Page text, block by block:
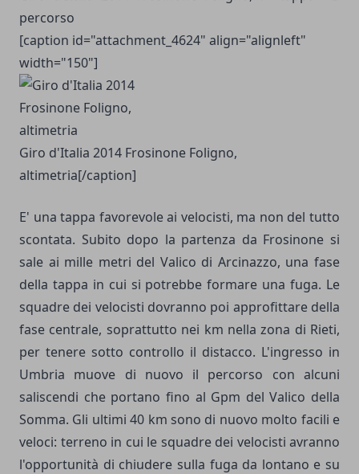
percorso
[caption id="attachment_4624" align="alignleft"
width="150"]
Giro d'Italia 2014 Frosinone Foligno,
altimetria[/caption]
E' una tappa favorevole ai velocisti, ma non del tutto
scontata. Subito dopo la partenza da Frosinone si
sale ai mille metri del Valico di Arcinazzo, una fase
della tappa in cui si potrebbe formare una fuga. Le
squadre dei velocisti dovranno poi approfittare della
fase centrale, soprattutto nei km nella zona di Rieti,
per tenere sotto controllo il distacco. L'ingresso in
Umbria muove di nuovo il percorso con alcuni
saliscendi che portano fino al Gpm del Valico della
Somma. Gli ultimi 40 km sono di nuovo molto facili e
veloci: terreno in cui le squadre dei velocisti avranno
l'opportunità di chiudere sulla fuga da lontano e su